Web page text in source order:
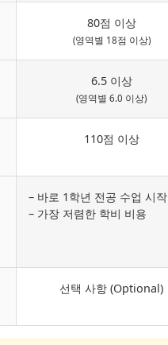
80점 이상
(영역별 18점 이상)
6.5 이상
(영역별 6.0 이상)
110점 이상
– 바로 1학년 전공 수업 시작
– 가장 저렴한 학비 비용
선택 사항 (Optional)